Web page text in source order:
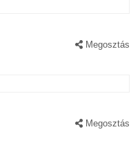
Megosztás
Megosztás